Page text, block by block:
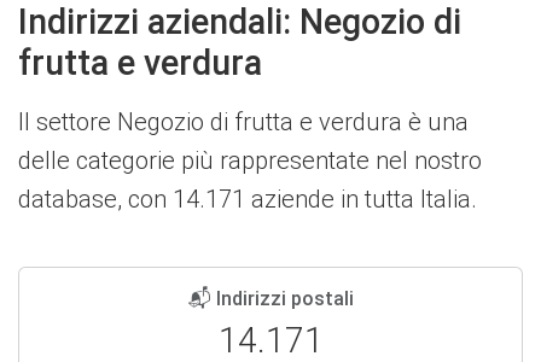
Indirizzi aziendali: Negozio di
frutta e verdura
Il settore Negozio di frutta e verdura è una
delle categorie più rappresentate nel nostro
database, con 14.171 aziende in tutta Italia.
📬 Indirizzi postali
14.171